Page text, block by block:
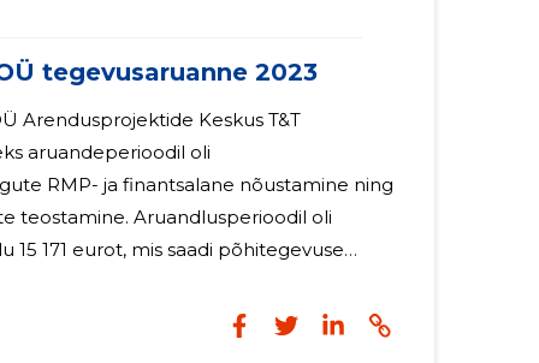
tegevusaruanne 2023
Arendusprojektide Keskus T&T
aruandeperioodil oli
RMP- ja finantsalane nõustamine ning
teostamine. Aruandlusperioodil oli
15 171 eurot, mis saadi põhitegevuse
osaühingu juhatuse koosseisus